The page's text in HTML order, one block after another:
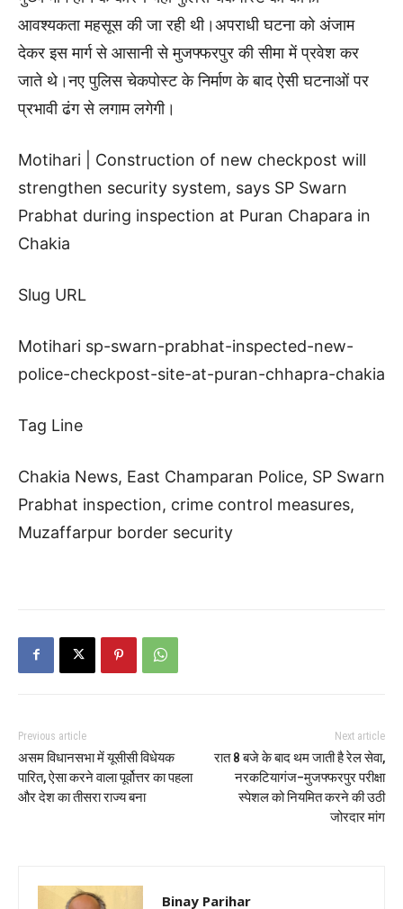
आवश्यकता महसूस की जा रही थी।अपराधी घटना को अंजाम
देकर इस मार्ग से आसानी से मुजफ्फरपुर की सीमा में प्रवेश कर
जाते थे।नए पुलिस चेकपोस्ट के निर्माण के बाद ऐसी घटनाओं पर
प्रभावी ढंग से लगाम लगेगी।
Motihari | Construction of new checkpost will
strengthen security system, says SP Swarn
Prabhat during inspection at Puran Chapara in
Chakia
Slug URL
Motihari sp-swarn-prabhat-inspected-new-
police-checkpost-site-at-puran-chhapra-chakia
Tag Line
Chakia News, East Champaran Police, SP Swarn
Prabhat inspection, crime control measures,
Muzaffarpur border security
Previous article
असम विधानसभा में यूसीसी विधेयक
पारित, ऐसा करने वाला पूर्वोत्तर का पहला
और देश का तीसरा राज्य बना
Next article
रात 8 बजे के बाद थम जाती है रेल सेवा,
नरकटियागंज–मुजफ्फरपुर परीक्षा
स्पेशल को नियमित करने की उठी
जोरदार मांग
Binay Parihar